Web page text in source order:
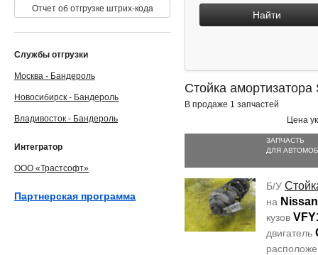
Найти
Стойка амортизатора
В продаже 1 запчастей
Цена
ЗАПЧАСТЬ
ДЛЯ
Б/У
на
кузов
двигатель
Отчет об отгрузке штрих-кода
Службы отгрузки
Москва - Бандероль
Новосибирск - Бандероль
Владивосток - Бандероль
Интегратор
ООО «Трастсофт»
Партнерская программа